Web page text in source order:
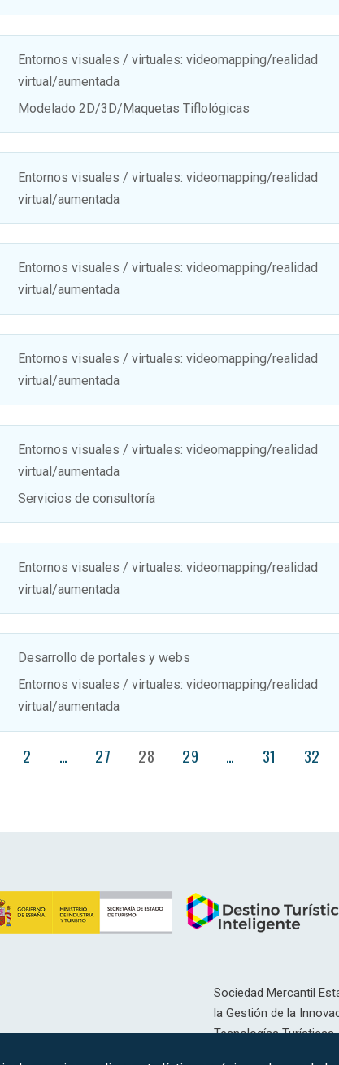
Entornos visuales / virtuales: videomapping/realidad
virtual/aumentada
Modelado 2D/3D/Maquetas Tiflológicas
Entornos visuales / virtuales: videomapping/realidad
virtual/aumentada
Entornos visuales / virtuales: videomapping/realidad
virtual/aumentada
Entornos visuales / virtuales: videomapping/realidad
virtual/aumentada
Entornos visuales / virtuales: videomapping/realidad
virtual/aumentada
Servicios de consultoría
Entornos visuales / virtuales: videomapping/realidad
virtual/aumentada
Desarrollo de portales y webs
Entornos visuales / virtuales: videomapping/realidad
virtual/aumentada
2 … 27 28 29 … 31 32
Sociedad Mercantil
la Gestión de la
Tecnologías Turísticas,